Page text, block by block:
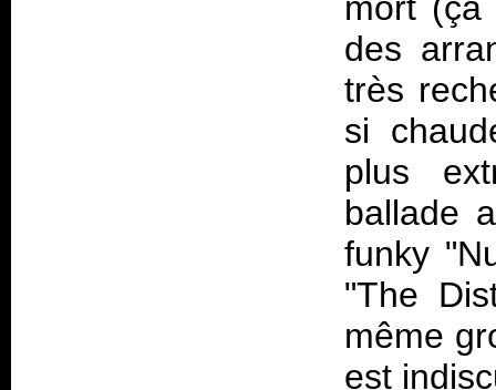
des
très
si
plus
ballade
funky
"The
même